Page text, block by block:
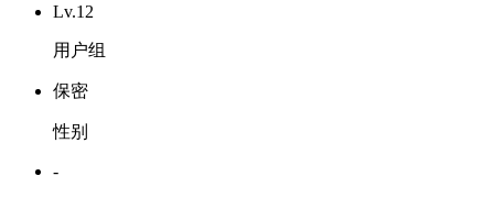
Lv.12
用户组
保密
性别
-